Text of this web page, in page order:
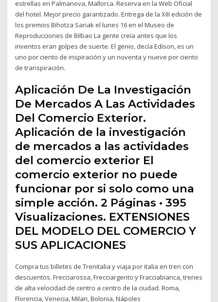
estrellas en Palmanova, Mallorca. Reserva en la Web Oficial
del hotel. Mejor precio garantizado. Entrega de la XIII edición de
los premios Bihotza Sariak el lunes 16 en el Museo de
Reproducciones de Bilbao La gente creía antes que los
inventos eran golpes de suerte. El genio, decía Edison, es un
uno por ciento de inspiración y un noventa y nueve por ciento
de transpiración.
Aplicación De La Investigación
De Mercados A Las Actividades
Del Comercio Exterior.
Aplicación de la investigación
de mercados a las actividades
del comercio exterior El
comercio exterior no puede
funcionar por si solo como una
simple acción. 2 Páginas • 395
Visualizaciones. EXTENSIONES
DEL MODELO DEL COMERCIO Y
SUS APLICACIONES
Compra tus billetes de Trenitalia y viaja por italia en tren con
descuentos. Frecciarossa, Frecciargento y Fracciabianca, trenes
de alta velocidad de centro a centro de la ciudad. Roma,
Florencia, Venecia, Milan, Bolonia, Nápoles